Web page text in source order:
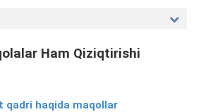
Ham Qiziqtirishi
qadri haqida maqollar